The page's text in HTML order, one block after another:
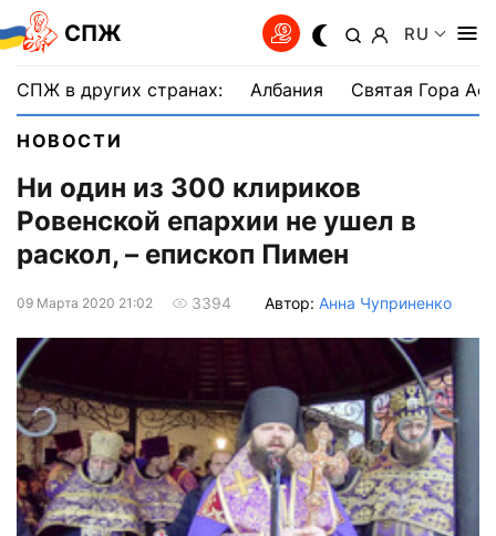
СПЖ RU
СПЖ в других странах: Албания Святая Гора
НОВОСТИ
Ни один из 300 клириков
Ровенской епархии не ушел в
раскол, – епископ Пимен
09 Марта 2020 21:02 3394 Автор: Анна Чуприненко